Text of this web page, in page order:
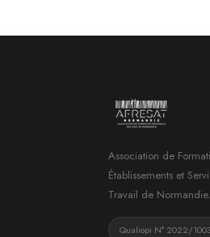
Association de
Établissements et
Travail de
Qualiopi N° 2022/